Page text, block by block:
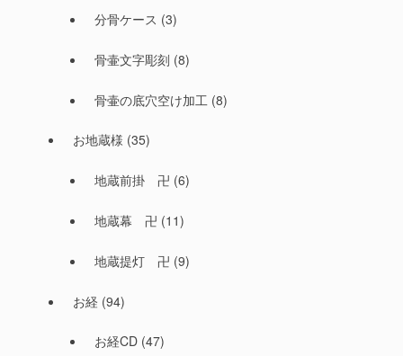
分骨ケース (3)
骨壷文字彫刻 (8)
骨壷の底穴空け加工 (8)
お地蔵様 (35)
地蔵前掛 卍 (6)
地蔵幕 卍 (11)
地蔵提灯 卍 (9)
お経 (94)
お経CD(47)